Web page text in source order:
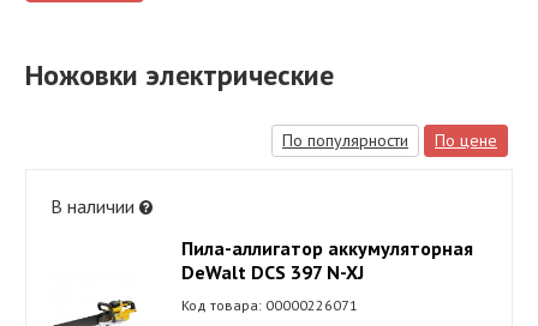
Ножовки электрические
По популярности По цене
В наличии
Пила-аллигатор аккумуляторная
DeWalt DCS 397 N-XJ
Код товара: 00000226071